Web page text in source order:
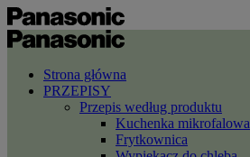
Strona główna
PRZEPISY
Przepis według produktu
Kuchenka mikrofalowa
Frytkownica